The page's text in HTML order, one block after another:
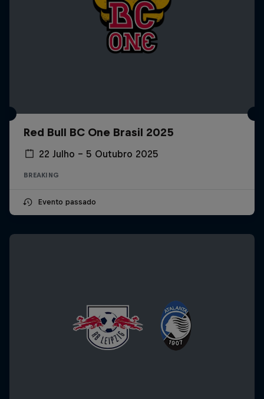
Red Bull BC One Brasil 2025
22 Julho – 5 Outubro 2025
BREAKING
Evento passado